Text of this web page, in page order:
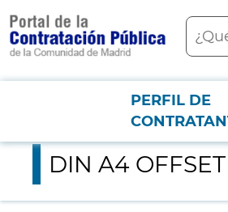
contenido
principal
Menú PCON
PERFIL DE
DIN A4 OFFSET 80 GR PARA
DIN A4